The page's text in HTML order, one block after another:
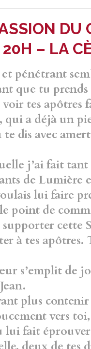
DU
– LA
pénétrant
que tu
voir tes apôtres
a déjà un
dis avec
j’ai fait tant
de Lumière
lui faire
point de
cette
à tes apôtres.
s’emplit de
plus
vers
lui fait éprouver